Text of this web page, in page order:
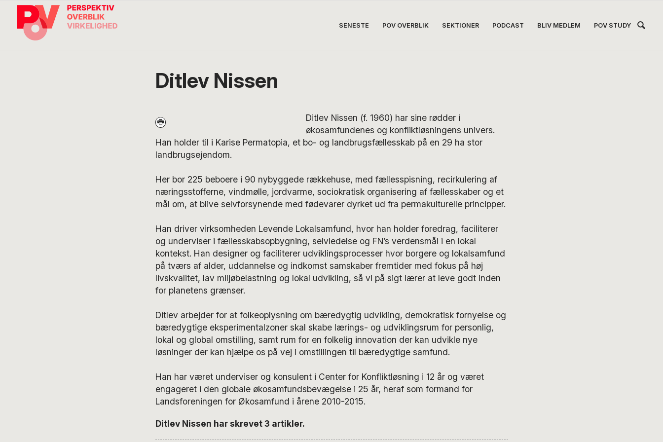
direkte
indhold
direkte
SENESTE POV OVERBLIK SEKTIONER PODCAST BLIV MEDLEM POV STUDY
International
Ditlev Nissen
Ditlev Nissen (f. 1960) har sine rødder i
økosamfundenes og konfliktløsningens univers.
Han holder til i Karise Permatopia, et bo- og landbrugsfællesskab på en 29 ha stor
landbrugsejendom.
Her bor 225 beboere i 90 nybyggede rækkehuse, med fællesspisning, recirkulering af
næringsstofferne, vindmølle, jordvarme, sociokratisk organisering af fællesskaber og et
mål om, at blive selvforsynende med fødevarer dyrket ud fra permakulturelle principper.
Han driver virksomheden Levende Lokalsamfund, hvor han holder foredrag, faciliterer
og underviser i fællesskabsopbygning, selvledelse og FN’s verdensmål i en lokal
kontekst. Han designer og faciliterer udviklingsprocesser hvor borgere og lokalsamfund
på tværs af alder, uddannelse og indkomst samskaber fremtider med fokus på høj
livskvalitet, lav miljøbelastning og lokal udvikling, så vi på sigt lærer at leve godt inden
for planetens grænser.
Ditlev arbejder for at folkeoplysning om bæredygtig udvikling, demokratisk fornyelse og
bæredygtige eksperimentalzoner skal skabe lærings- og udviklingsrum for personlig,
lokal og global omstilling, samt rum for en folkelig innovation der kan udvikle nye
løsninger der kan hjælpe os på vej i omstillingen til bæredygtige samfund.
Han har været underviser og konsulent i Center for Konfliktløsning i 12 år og været
engageret i den globale økosamfundsbevægelse i 25 år, heraf som formand for
Landsforeningen for Økosamfund i årene 2010-2015.
Ditlev Nissen har skrevet 3 artikler.